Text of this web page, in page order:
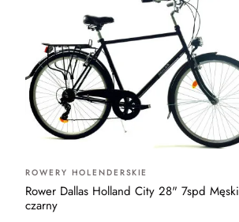
ROWERY HOLENDERSKIE
Rower Dallas Holland City 28" 7spd Męski
czarny